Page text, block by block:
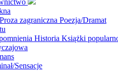
Proza zagraniczna Poezja/Dramat
Historia Książki
Sensacje